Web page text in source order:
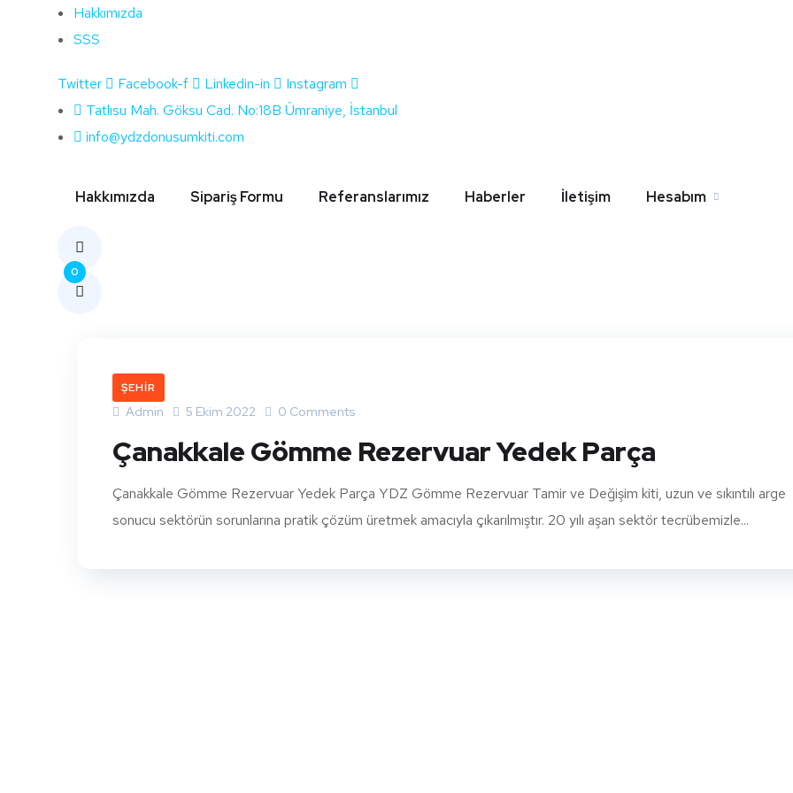
Hakkımızda
SSS
Twitter Facebook-f Linkedin-in
Instagram
Tatlısu Mah. Göksu Cad. No:18B Ümraniye, İstanbul
info@ydzdonusumkiti.com
Hakkımızda Sipariş Formu Referanslarımız Haberler İletişim Hesabım
0
Etiket:Çanakkale Siamp Gömme
ŞEHIR
Admin 5 Ekim 2022 0 Comments
Çanakkale Gömme Rezervuar Yedek Parça
Çanakkale Gömme Rezervuar Yedek Parça YDZ Gömme Rezervuar Tamir ve Değişim kiti, uzun ve sıkıntılı arge
sonucu sektörün sorunlarına pratik çözüm üretmek amacıyla çıkarılmıştır. 20 yılı aşan sektör tecrübemizle...